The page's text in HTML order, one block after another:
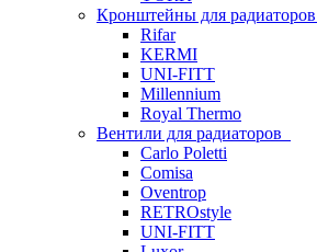
Кронштейны для радиаторов
Rifar
KERMI
UNI-FITT
Millennium
Royal Thermo
Вентили для радиаторов
Carlo Poletti
Comisa
Oventrop
RETROstyle
UNI-FITT